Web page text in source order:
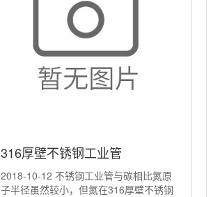
316厚壁不锈钢工业管
2018-10-12 不锈钢工业管与碳相比氮原
子半径虽然较小，但氮在316厚壁不锈钢